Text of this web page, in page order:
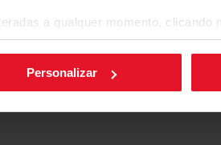
a qualquer momento, clicando
Personalizar